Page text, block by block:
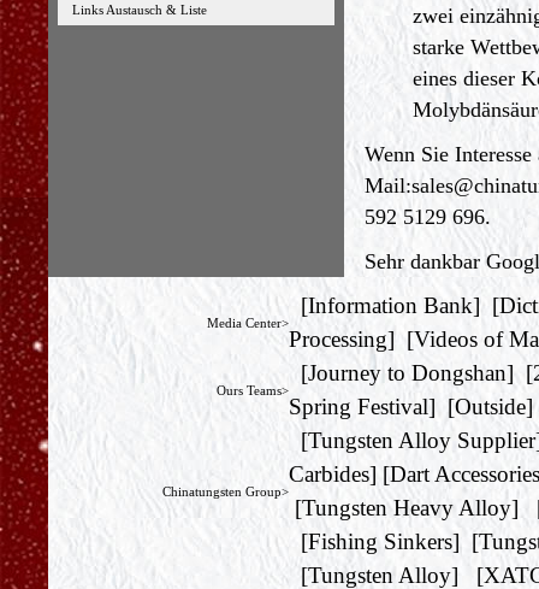
Links Austausch & Liste
zwei
starke
eines dieser
Wenn Sie
Mail:
592 5129 696.
Sehr dankbar
Media Center>
[Information Bank] [
Processing] [Videos of
Ours Teams>
[Journey to Dongshan] [
Spring Festival] [Outside]
Chinatungsten Group>
[Tungsten Alloy Supplier
Carbides] [Dart
[Tungsten Heavy Alloy]
[Fishing Sinkers] [
[Tungsten Alloy] [